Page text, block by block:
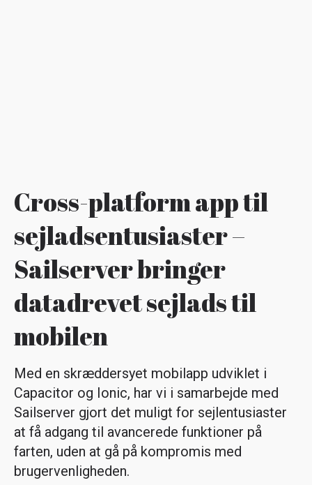
Cross-platform app til
sejladsentusiaster –
Sailserver bringer
datadrevet sejlads til
mobilen
Med en skræddersyet mobilapp udviklet i
Capacitor og Ionic, har vi i samarbejde med
Sailserver gjort det muligt for sejlentusiaster
at få adgang til avancerede funktioner på
farten, uden at gå på kompromis med
brugervenligheden.